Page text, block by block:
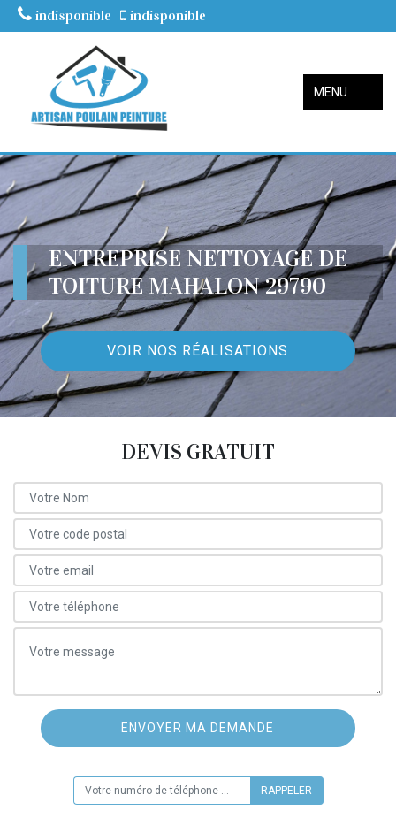
indisponible indisponible
MENU
ENTREPRISE NETTOYAGE DE
TOITURE MAHALON 29790
VOIR NOS RÉALISATIONS
DEVIS GRATUIT